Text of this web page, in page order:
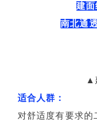
建面
南北通
▲
适合人群：
对舒适度有要求的